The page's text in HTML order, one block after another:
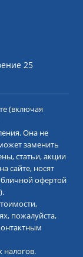
25
(включая
Она не
заменить
статьи, акции
сайте, носят
офертой
пожалуйста,
налогов.